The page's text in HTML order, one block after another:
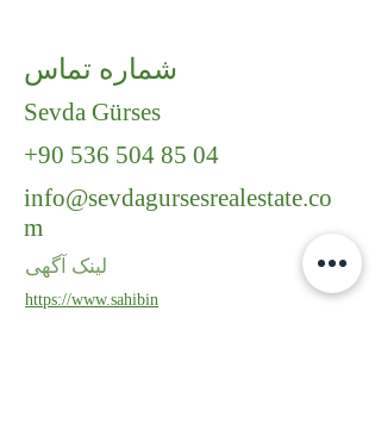
شماره تماس
Sevda Gürses
+90 536 504 85 04
info@sevdagursesrealestate.co
m
لینک آگهی
https://www.sahibin